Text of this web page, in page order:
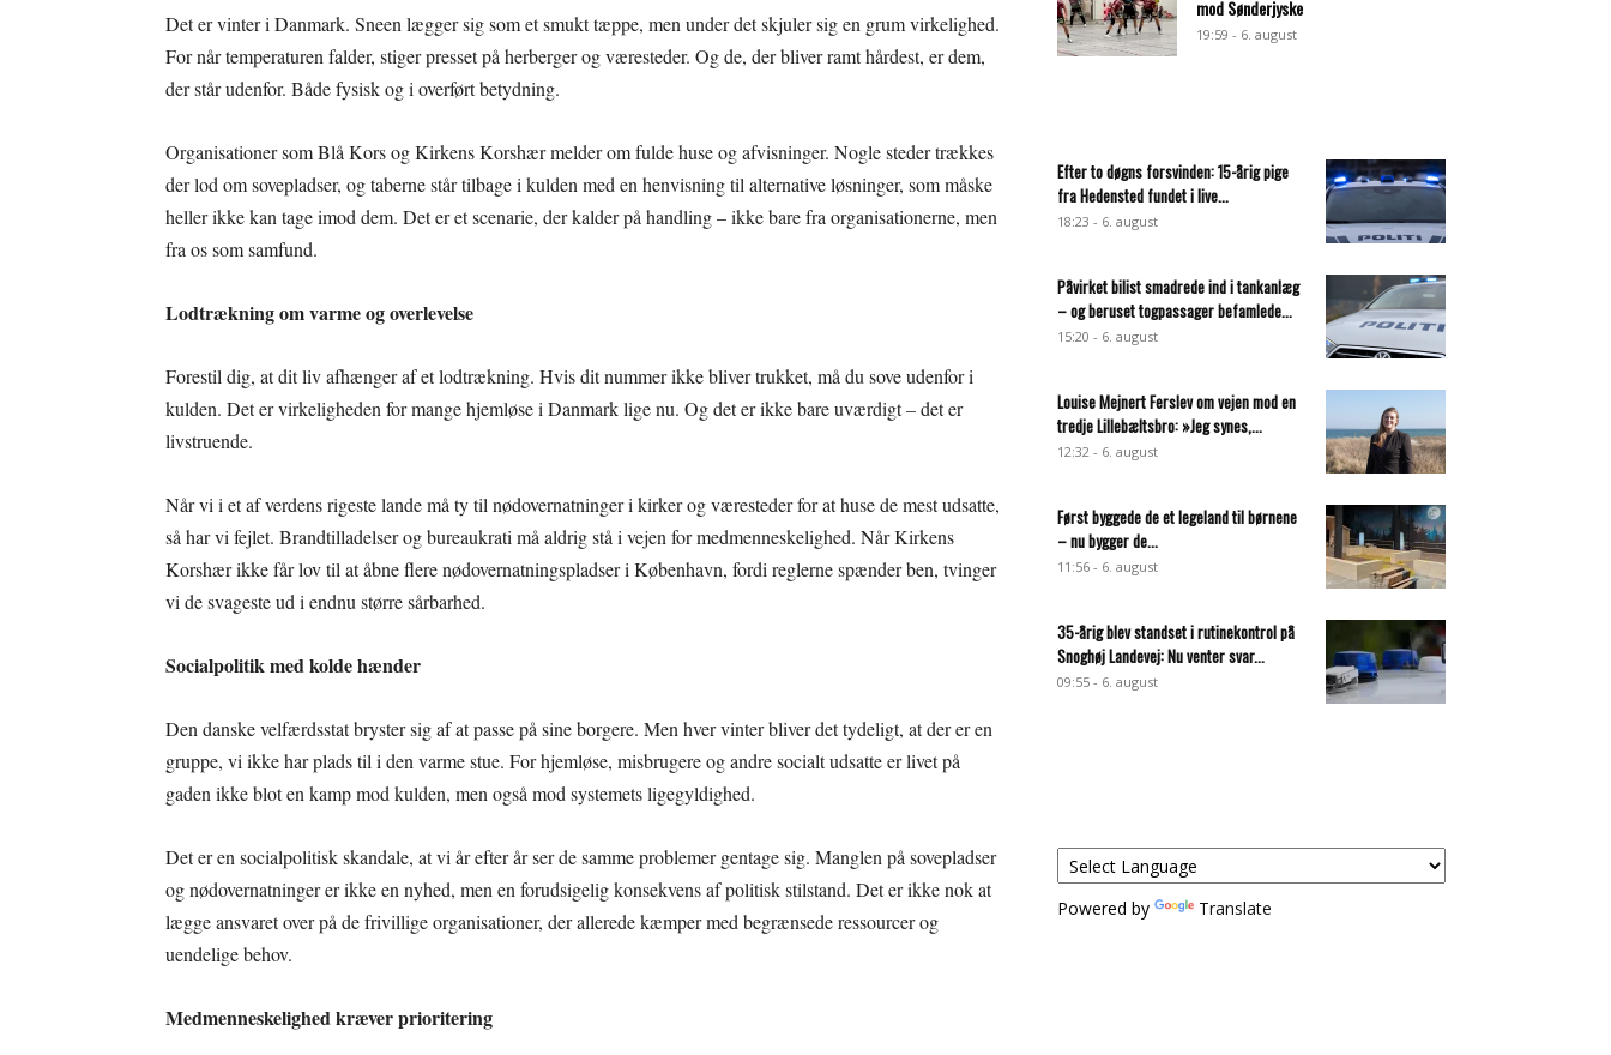
Det er vinter i Danmark. Sneen lægger sig som et smukt tæppe, men under det skjuler sig en grum virkelighed.
For når temperaturen falder, stiger presset på herberger og væresteder. Og de, der bliver ramt hårdest, er dem,
der står udenfor. Både fysisk og i overført betydning.
Organisationer som Blå Kors og Kirkens Korshær melder om fulde huse og afvisninger. Nogle steder trækkes
der lod om sovepladser, og taberne står tilbage i kulden med en henvisning til alternative løsninger, som måske
heller ikke kan tage imod dem. Det er et scenarie, der kalder på handling – ikke bare fra organisationerne, men
fra os som samfund.
Lodtrækning om varme og overlevelse
Forestil dig, at dit liv afhænger af et lodtrækning. Hvis dit nummer ikke bliver trukket, må du sove udenfor i
kulden. Det er virkeligheden for mange hjemløse i Danmark lige nu. Og det er ikke bare uværdigt – det er
livstruende.
Når vi i et af verdens rigeste lande må ty til nødovernatninger i kirker og væresteder for at huse de mest udsatte,
så har vi fejlet. Brandtilladelser og bureaukrati må aldrig stå i vejen for medmenneskelighed. Når Kirkens
Korshær ikke får lov til at åbne flere nødovernatningspladser i København, fordi reglerne spænder ben, tvinger
vi de svageste ud i endnu større sårbarhed.
Socialpolitik med kolde hænder
Den danske velfærdsstat bryster sig af at passe på sine borgere. Men hver vinter bliver det tydeligt, at der er en
gruppe, vi ikke har plads til i den varme stue. For hjemløse, misbrugere og andre socialt udsatte er livet på
gaden ikke blot en kamp mod kulden, men også mod systemets ligegyldighed.
Det er en socialpolitisk skandale, at vi år efter år ser de samme problemer gentage sig. Manglen på sovepladser
og nødovernatninger er ikke en nyhed, men en forudsigelig konsekvens af politisk stilstand. Det er ikke nok at
lægge ansvaret over på de frivillige organisationer, der allerede kæmper med begrænsede ressourcer og
uendelige behov.
Medmenneskelighed kræver prioritering
mod Sønderjyske
19:59 - 6. august
Efter to døgns forsvinden: 15-årig pige
fra Hedensted fundet i live...
18:23 - 6. august
Påvirket bilist smadrede ind i tankanlæg
– og beruset togpassager befamlede...
15:20 - 6. august
Louise Mejnert Ferslev om vejen mod en
tredje Lillebæltsbro: »Jeg synes,...
12:32 - 6. august
Først byggede de et legeland til børnene
– nu bygger de...
11:56 - 6. august
35-årig blev standset i rutinekontrol på
Snoghøj Landevej: Nu venter svar...
09:55 - 6. august
Powered by Translate